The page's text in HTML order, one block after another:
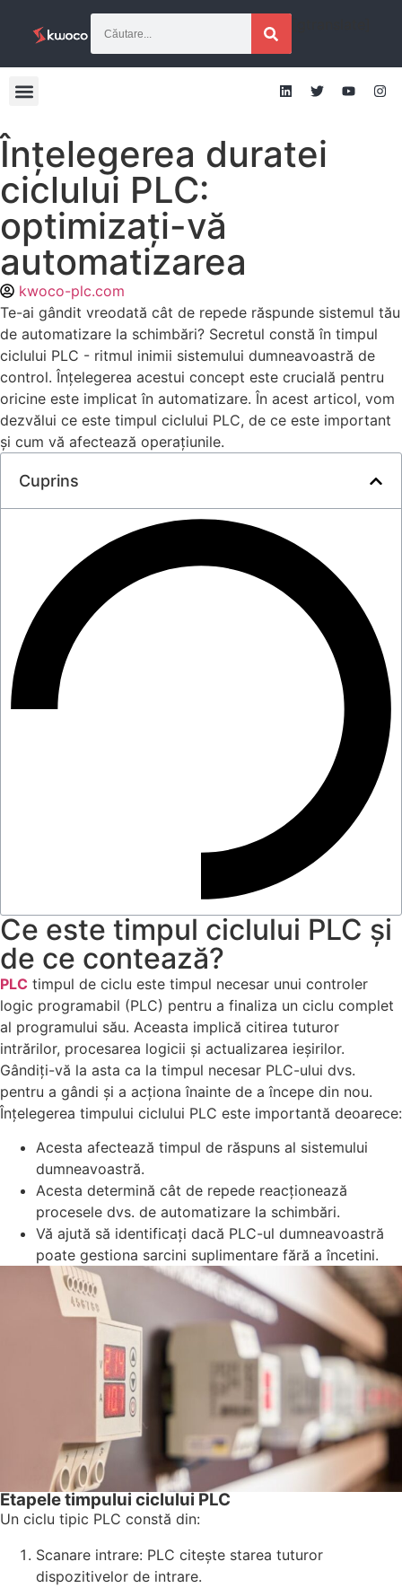
Înțelegerea duratei
ciclului PLC:
optimizați-vă
automatizarea
kwoco-plc.com
Te-ai gândit vreodată cât de repede răspunde sistemul tău
de automatizare la schimbări? Secretul constă în timpul
ciclului PLC - ritmul inimii sistemului dumneavoastră de
control. Înțelegerea acestui concept este crucială pentru
oricine este implicat în automatizare. În acest articol, vom
dezvălui ce este timpul ciclului PLC, de ce este important
și cum vă afectează operațiunile.
Cuprins
Ce este timpul ciclului PLC și
de ce contează?
PLC timpul de ciclu este timpul necesar unui controler
logic programabil (PLC) pentru a finaliza un ciclu complet
al programului său. Aceasta implică citirea tuturor
intrărilor, procesarea logicii și actualizarea ieșirilor.
Gândiți-vă la asta ca la timpul necesar PLC-ului dvs.
pentru a gândi și a acționa înainte de a începe din nou.
Înțelegerea timpului ciclului PLC este importantă deoarece:
Acesta afectează timpul de răspuns al sistemului
dumneavoastră.
Acesta determină cât de repede reacţionează
procesele dvs. de automatizare la schimbări.
Vă ajută să identificați dacă PLC-ul dumneavoastră
poate gestiona sarcini suplimentare fără a încetini.
Etapele timpului ciclului PLC
Un ciclu tipic PLC constă din:
Scanare intrare: PLC citește starea tuturor
dispozitivelor de intrare.